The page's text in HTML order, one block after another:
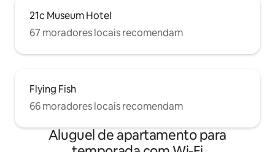
21c Museum Hotel
67 moradores locais recomendam
Flying Fish
66 moradores locais recomendam
Aluguel de apartamento para